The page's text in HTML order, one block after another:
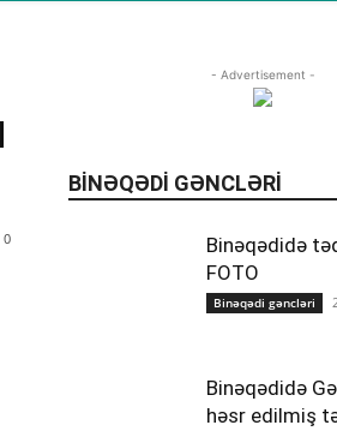
0
- Advertisement -
BINƏQƏDI GƏNCLƏRI
Binəqədidə
FOTO
Binəqədi gəncləri
Binəqədidə
həsr edilmiş